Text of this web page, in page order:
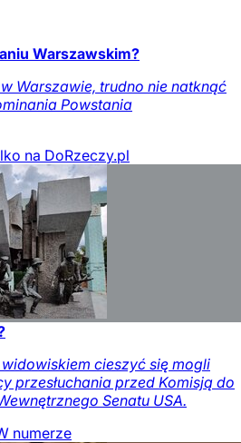
Warszawskim?
Warszawie, trudno nie natknąć
Powstania
na DoRzeczy.pl
widowiskiem cieszyć się mogli
przesłuchania przed Komisją do
Senatu USA.
numerze